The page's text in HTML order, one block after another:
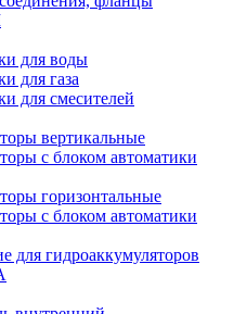
для воды
для газа
для смесителей
вертикальные
с блоком автоматики
горизонтальные
с блоком автоматики
для гидроаккумуляторов